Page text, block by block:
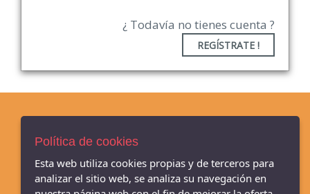
¿ Todavía no tienes cuenta ?
REGÍSTRATE !
AVISO LEGAL
POLÍTICA DE COOKIES
ENVÍOS Y DEVOLUCIONES
Política de cookies
Esta web utiliza cookies propias y de terceros para
analizar el sitio web, se analiza su navegación en